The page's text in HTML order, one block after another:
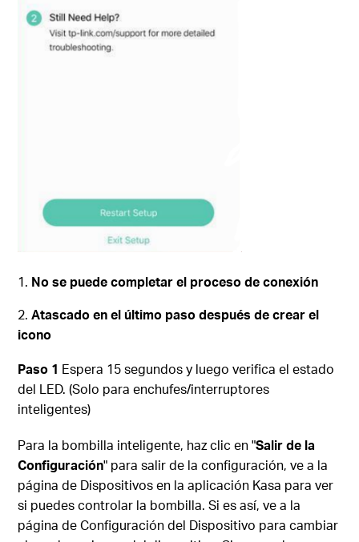
No se puede completar el proceso de conexión
Atascado en el último paso después de crear el
icono
Paso 1 Espera 15 segundos y luego verifica el estado
del LED. (Solo para enchufes/interruptores
inteligentes)
Para la bombilla inteligente, haz clic en "Salir de la
Configuración" para salir de la configuración, ve a la
página de Dispositivos en la aplicación Kasa para ver
si puedes controlar la bombilla. Si es así, ve a la
página de Configuración del Dispositivo para cambiar